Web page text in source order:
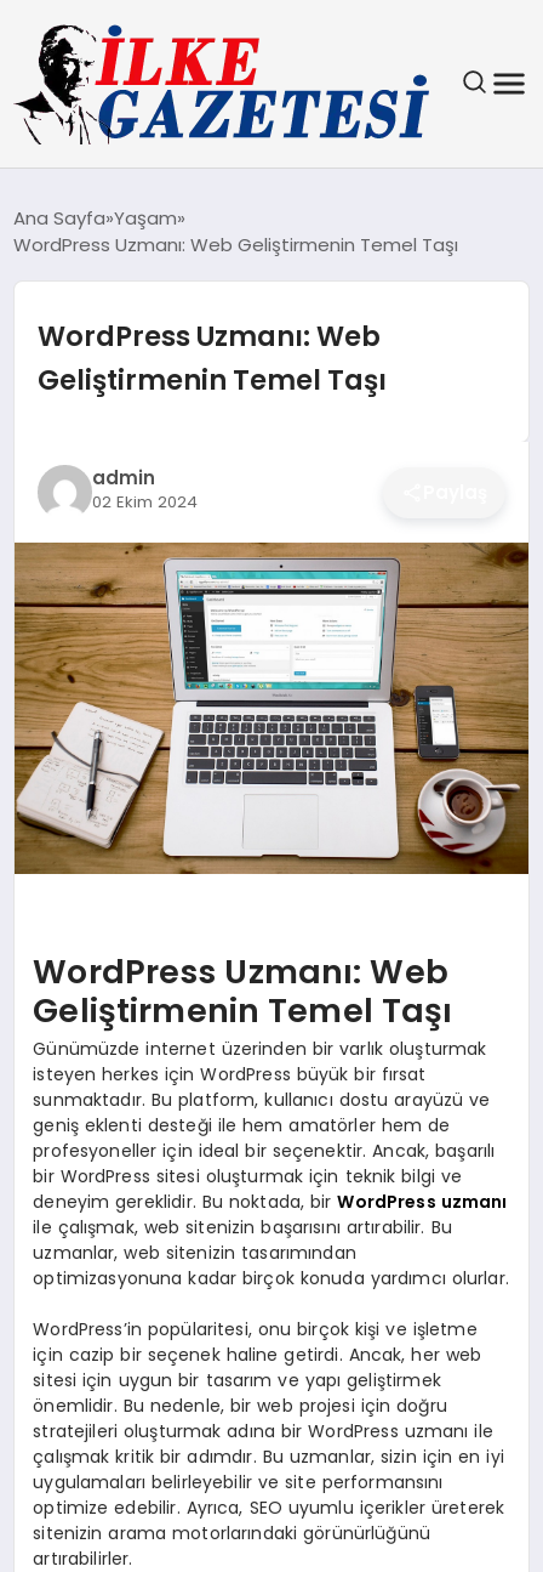
SPOR
SAĞLIK
EKONOMI
DÜNYA
SIYASET
EĞITIM
Ana Sayfa Yaşam
WordPress Uzmanı: Web Geliştirmenin Temel Taşı
WordPress Uzmanı: Web
Geliştirmenin Temel Taşı
admin
02 Ekim 2024
WordPress Uzmanı: Web
Geliştirmenin Temel Taşı
Günümüzde internet üzerinden bir varlık oluşturmak
isteyen herkes için WordPress büyük bir fırsat
sunmaktadır. Bu platform, kullanıcı dostu arayüzü ve
geniş eklenti desteği ile hem amatörler hem de
profesyoneller için ideal bir seçenektir. Ancak, başarılı
bir WordPress sitesi oluşturmak için teknik bilgi ve
deneyim gereklidir. Bu noktada, birWordPress uzmanı
ile çalışmak, web sitenizin başarısını artırabilir. Bu
uzmanlar, web sitenizin tasarımından
optimizasyonuna kadar birçok konuda yardımcı olurlar.
WordPress’in popülaritesi, onu birçok kişi ve işletme
için cazip bir seçenek haline getirdi. Ancak, her web
sitesi için uygun bir tasarım ve yapı geliştirmek
önemlidir. Bu nedenle, bir web projesi için doğru
stratejileri oluşturmak adına bir WordPress uzmanı ile
çalışmak kritik bir adımdır. Bu uzmanlar, sizin için en iyi
uygulamaları belirleyebilir ve site performansını
optimize edebilir. Ayrıca, SEO uyumlu içerikler üreterek
sitenizin arama motorlarındaki görünürlüğünü
artırabilirler.